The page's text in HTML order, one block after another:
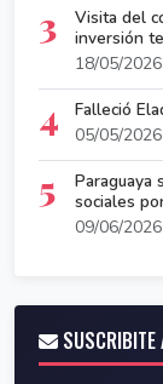
3
Visita del
inversión
18/05/2026
4
Falleció
05/05/2026
5
Paraguaya
sociales
09/06/2026
SUSCRIBITE